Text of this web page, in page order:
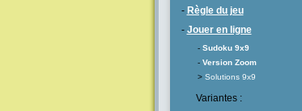
- Règle du jeu
- Jouer en ligne
- Sudoku 9x9
- Version Zoom
> Solutions 9x9
Variantes :